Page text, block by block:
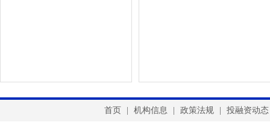
首页 机构信息 政策法规 投融资动态